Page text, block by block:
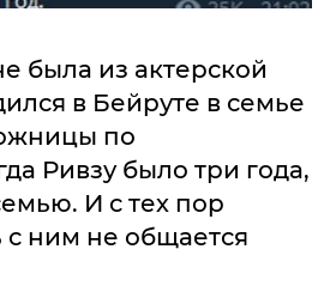
была из актерской
в Бейруте в семье
по
Ривзу было три года,
И с тех пор
с ним не общается